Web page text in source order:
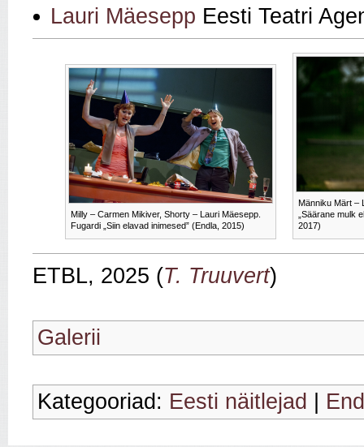
Lauri Mäesepp Eesti Teatri
Milly – Carmen Mikiver, Shorty – Lauri Mäesepp.
Fugardi „Siin elavad inimesed” (Endla, 2015)
Männiku Märt –
„Säärane mulk
2017)
ETBL, 2025 (T. Truuvert)
Galerii
Kategooriad: Eesti näitlejad